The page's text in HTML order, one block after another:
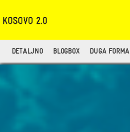
DETALJNO BLOGBOX DUGA FORMA